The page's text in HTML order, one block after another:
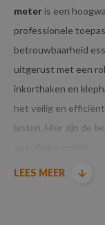
meteris een
professionele
betrouwbaarheid
uitgerust met een
inkorthaken en
het veilig en
lasten. Hier zijn de
KENMERKEN
LEES MEER